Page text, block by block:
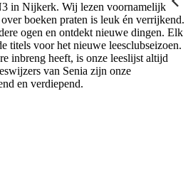
in Nijkerk. Wij lezen voornamelijk
boeken praten is leuk én verrijkend.
ogen en ontdekt nieuwe dingen. Elk
titels voor het nieuwe leesclubseizoen.
inbreng heeft, is onze leeslijst altijd
van Senia zijn onze
en verdiepend.